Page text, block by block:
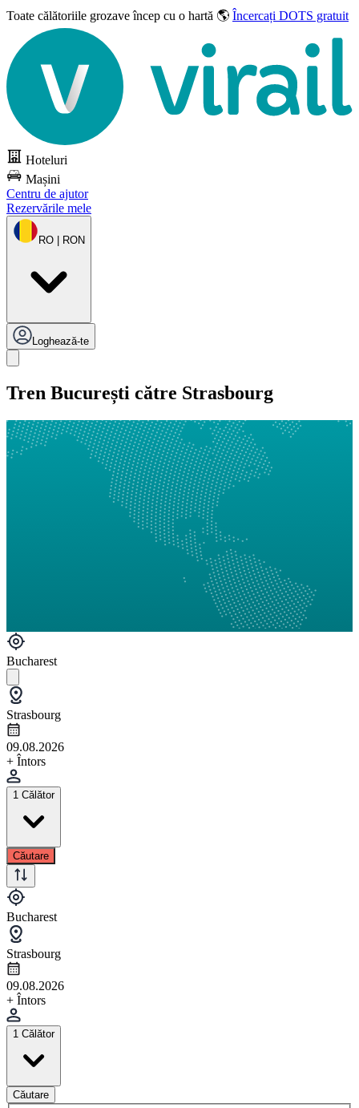
Toate călătoriile grozaveîncep cu o hartă 🌎 Încercați DOTS gratuit
Hoteluri
Mașini
Centru de ajutor
Rezervările mele
RO | RON
Loghează-te
Tren București către Strasbourg
Bucharest
Strasbourg
09.08.2026
+ Întors
1 Călător
Căutare
Bucharest
Strasbourg
09.08.2026
+ Întors
1 Călător
Căutare